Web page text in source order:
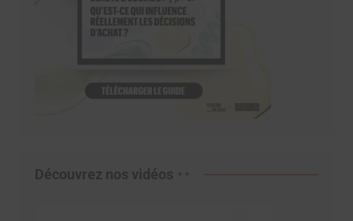
Découvrez nos vidéos